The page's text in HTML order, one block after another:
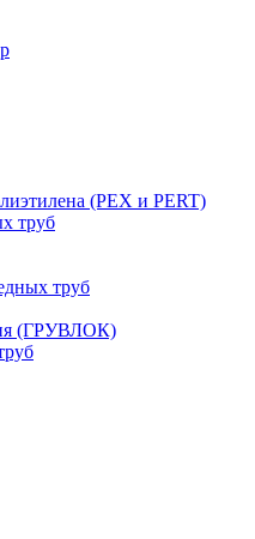
(PEX и PERT)
труб
труб
(ГРУВЛОК)